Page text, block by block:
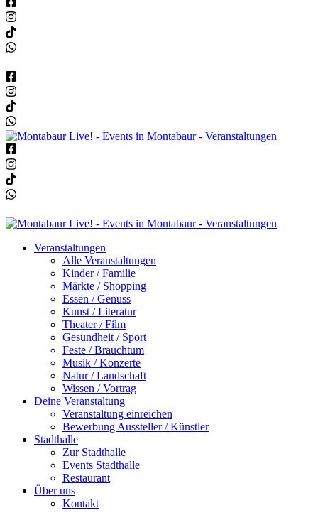
Veranstaltungen
Alle Veranstaltungen
Kinder / Familie
Märkte / Shopping
Essen / Genuss
Kunst / Literatur
Theater / Film
Gesundheit / Sport
Feste / Brauchtum
Musik / Konzerte
Natur / Landschaft
Wissen / Vortrag
Deine Veranstaltung
Veranstaltung einreichen
Bewerbung Aussteller / Künstler
Stadthalle
Zur Stadthalle
Events Stadthalle
Restaurant
Über uns
Kontakt